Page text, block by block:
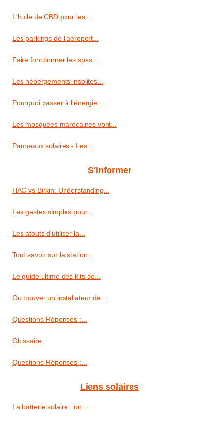
L'huile de CBD pour les...
Les parkings de l’aéroport...
Faire fonctionner les spas...
Les hébergements insolites...
Pourquoi passer à l'énergie...
Les mosquées marocaines vont...
Panneaux solaires - Les...
S'informer
HAC vs Birkin: Understanding...
Les gestes simples pour...
Les atouts d’utiliser la...
Tout savoir sur la station...
Le guide ultime des kits de...
Ou trouver un installateur de...
Questions-Réponses :...
Glossaire
Questions-Réponses :...
Liens solaires
La batterie solaire : un...